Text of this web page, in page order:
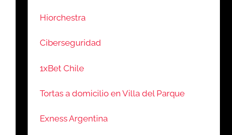
Hiorchestra
Ciberseguridad
1xBet Chile
Tortas a domicilio en Villa del Parque
Exness Argentina